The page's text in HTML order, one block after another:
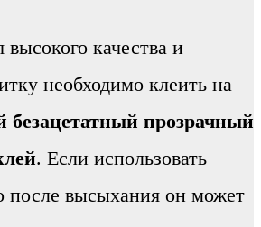
качества и
необходимо клеить на
безацетатный прозрачный
. Если использовать
после высыхания он может